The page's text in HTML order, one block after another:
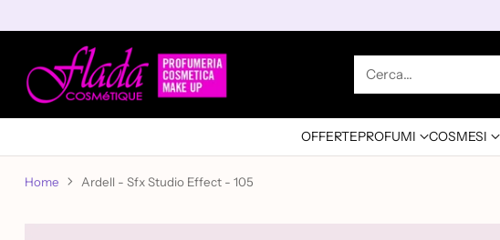
Cerca…
OFFERTEPROFUMI COSMESI
Home Ardell - Sfx Studio Effect - 105